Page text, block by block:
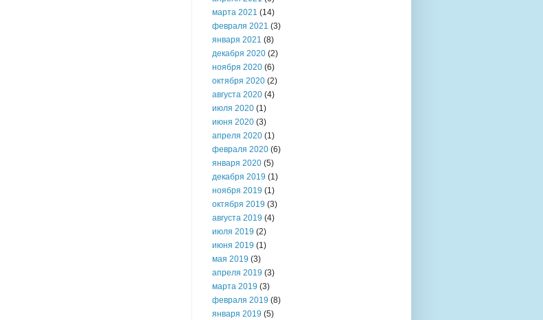
марта 2021 (14)
февраля 2021 (3)
января 2021 (8)
декабря 2020 (2)
ноября 2020 (6)
октября 2020 (2)
августа 2020 (4)
июля 2020 (1)
июня 2020 (3)
апреля 2020 (1)
февраля 2020 (6)
января 2020 (5)
декабря 2019 (1)
ноября 2019 (1)
октября 2019 (3)
августа 2019 (4)
июля 2019 (2)
июня 2019 (1)
мая 2019 (3)
апреля 2019 (3)
марта 2019 (3)
февраля 2019 (8)
января 2019 (5)